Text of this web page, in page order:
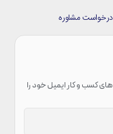
مشاوره
و کار ایمیل خود را